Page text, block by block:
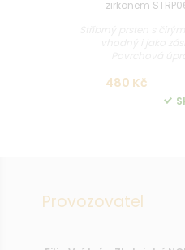
zirkonem
480 Kč
Provozovatel